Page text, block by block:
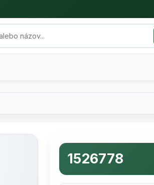
1526778